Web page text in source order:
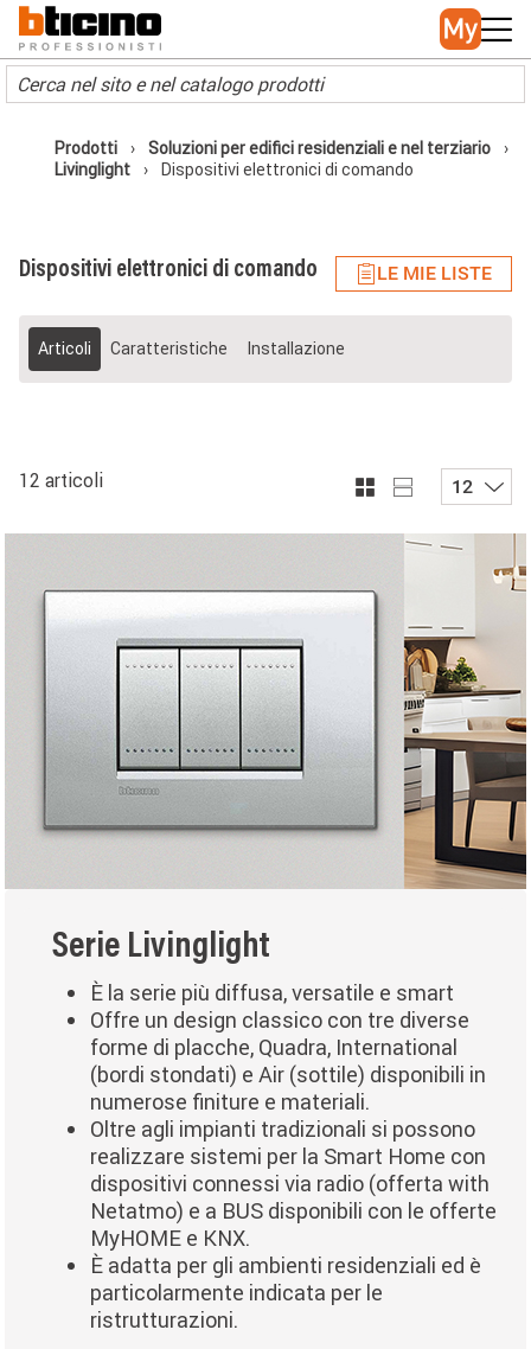
Skip to main content
Main navigation
Prodotti
Soluzioni per edifici residenziali e nel terziario
Livinglight
Dispositivi elettronici di comando
Dispositivi elettronici di comando LE MIE LISTE
Articoli Caratteristiche Installazione
12 articoli 12
Serie Livinglight
È la serie più diffusa, versatile e smart
Offre un design classico con tre diverse
forme di placche, Quadra, International
(bordi stondati) e Air (sottile) disponibili in
numerose finiture e materiali.
Oltre agli impianti tradizionali si possono
realizzare sistemi per la Smart Home con
dispositivi connessi via radio (offerta with
Netatmo) e a BUS disponibili con le offerte
MyHOME e KNX.
È adatta per gli ambienti residenziali ed è
particolarmente indicata per le
ristrutturazioni.